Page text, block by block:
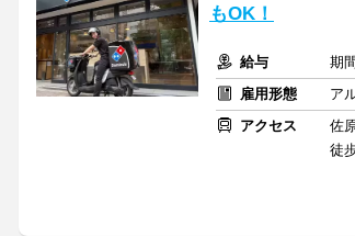
もOK！
給与
期
雇用形態
ア
アクセス
佐
徒